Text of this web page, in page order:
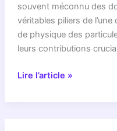
souvent méconnu des
véritables piliers de
de physique des
leurs contributions
RÉVÉLATION
Lire l’article »